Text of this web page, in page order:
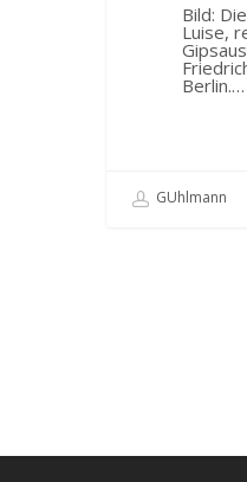
Bild:
Luise,
Berlin.…
GUhlmann